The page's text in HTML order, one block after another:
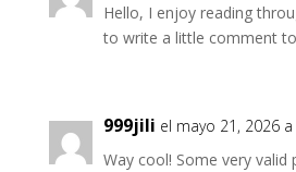
Hello, I enjoy reading
to write a little comment
999jili el mayo 21, 2026
Way cool! Some very valid